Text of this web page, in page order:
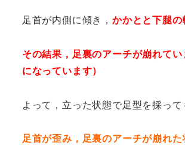
足首が内側に傾き， かかとと下腿の
その結果，足裏のアーチが崩れて
になっています）
よって，立った状態で足型を採って
足首が歪み，足裏のアーチが崩れ